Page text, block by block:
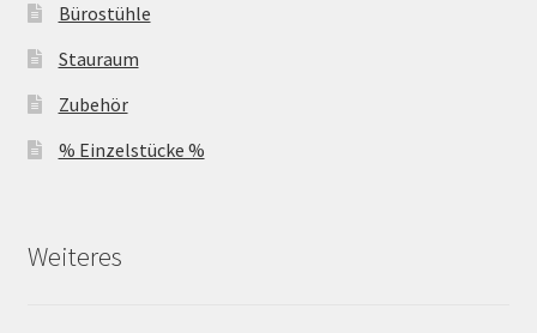
Bürostühle
Stauraum
Zubehör
% Einzelstücke %
Weiteres